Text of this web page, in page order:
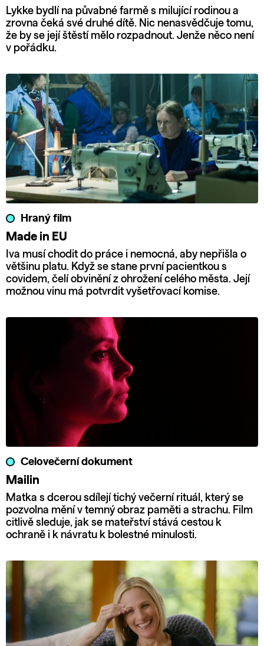
Lykke bydlí na půvabné farmě s milující rodinou a
zrovna čeká své druhé dítě. Nic nenasvědčuje tomu,
že by se její štěstí mělo rozpadnout. Jenže něco není
v pořádku.
Hraný film
Made in EU
Iva musí chodit do práce i nemocná, aby nepřišla o
většinu platu. Když se stane první pacientkou s
covidem, čelí obvinění z ohrožení celého města. Její
možnou vinu má potvrdit vyšetřovací komise.
Celovečerní dokument
Mailin
Matka s dcerou sdílejí tichý večerní rituál, který se
pozvolna mění v temný obraz paměti a strachu. Film
citlivě sleduje, jak se mateřství stává cestou k
ochraně i k návratu k bolestné minulosti.